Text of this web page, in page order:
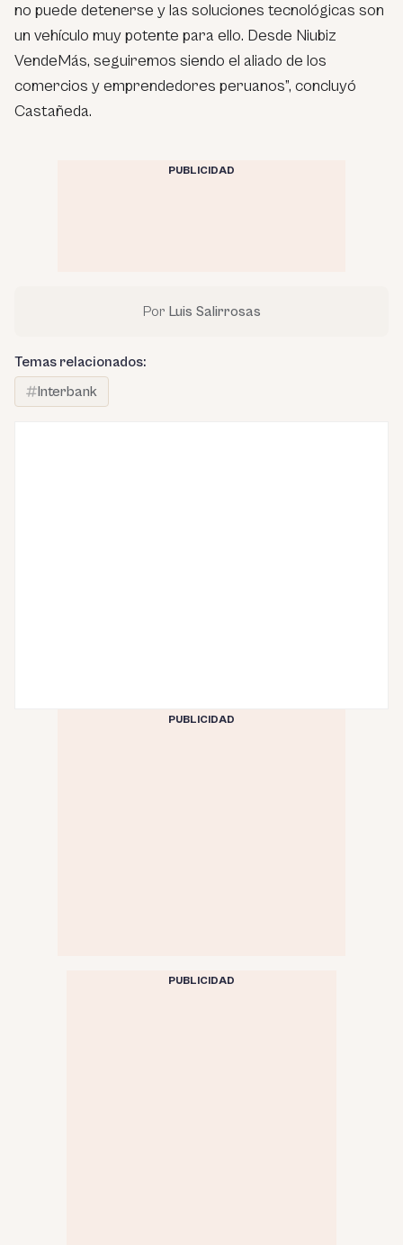
no puede detenerse y las soluciones tecnológicas son
un vehículo muy potente para ello. Desde Niubiz
VendeMás, seguiremos siendo el aliado de los
comercios y emprendedores peruanos”, concluyó
Castañeda.
PUBLICIDAD
Por Luis Salirrosas
Temas relacionados:
Interbank
PUBLICIDAD
PUBLICIDAD